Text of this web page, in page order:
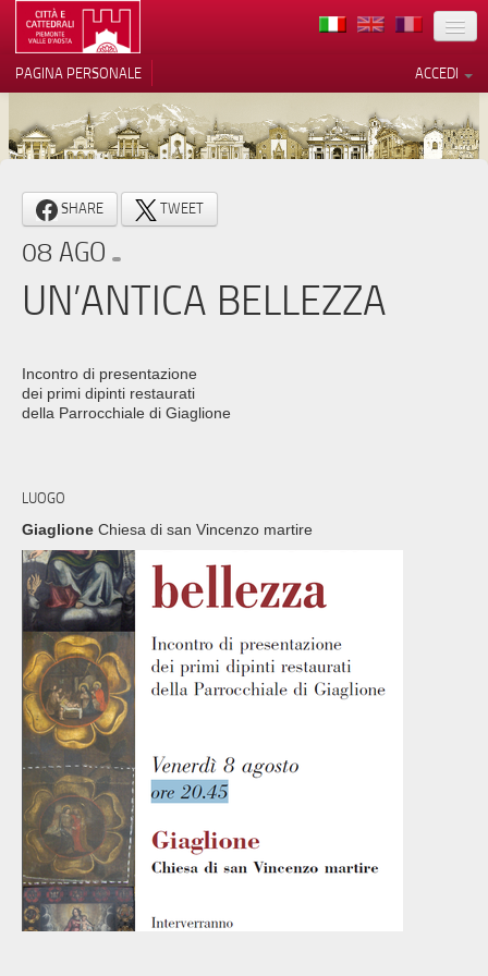
TERRITORIO
ARCHITETTURE
MUSEI
ITINERARI
EVENTI
VOLONTARI
CONTATTI
ACCEDI
PAGINA PERSONALE
SHARE TWEET
08 AGO
UN’ANTICA BELLEZZA
Incontro di presentazione
dei primi dipinti restaurati
della Parrocchiale di Giaglione
LUOGO
Giaglione Chiesa di san Vincenzo martire
Informativa sulla raccolta
Le tue preferenze relative alla